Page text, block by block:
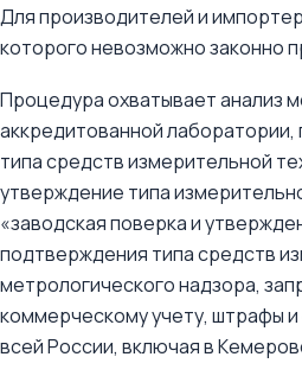
Для производителей и
которого невозможно законно
Процедура охватывает анализ
аккредитованной
типа средств измерительной
утверждение типа
«заводская поверка и
подтверждения типа средств
метрологического надзора,
коммерческому учету, штрафы
всей России, включая в